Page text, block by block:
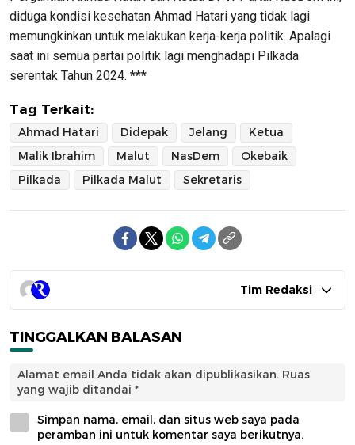
diduga kondisi kesehatan Ahmad Hatari yang tidak lagi
memungkinkan untuk melakukan kerja-kerja politik. Apalagi
saat ini semua partai politik lagi menghadapi Pilkada
serentak Tahun 2024. ***
Tag Terkait:
Ahmad Hatari Didepak Jelang
Ketua
Malik Ibrahim
Malut NasDem
Okebaik
Pilkada
Pilkada Malut Sekretaris
Tim Redaksi
TINGGALKAN BALASAN
Alamat email Anda tidak akan dipublikasikan. Ruas
yang wajib ditandai *
Simpan nama, email, dan situs web saya pada
peramban ini untuk komentar saya berikutnya.